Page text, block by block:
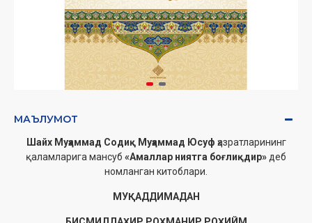
МАЪЛУМОТ
Шайх Муҳаммад Содиқ Муҳаммад Юсуф ҳазратларининг
қаламларига мансуб «Амаллар ниятга боғлиқдир»деб
номланган китоблари.
МУҚАДДИМАДАН